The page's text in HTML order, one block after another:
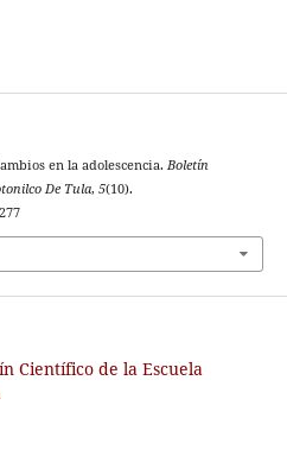
en la adolescencia. Boletín
De Tula, 5(10).
Científico de la Escuela